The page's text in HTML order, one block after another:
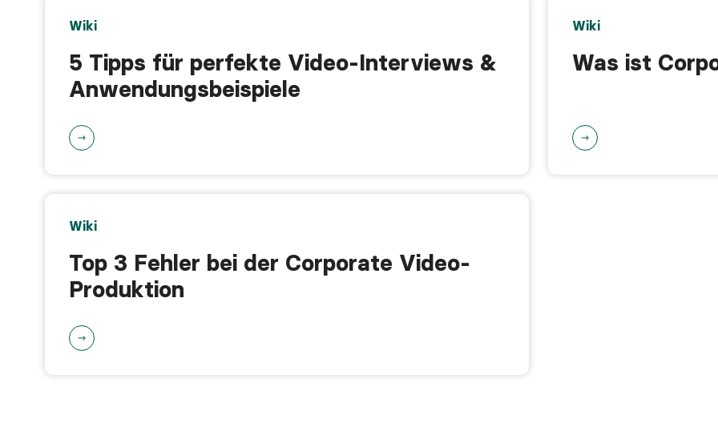
Wiki
5 Tipps für perfekte Video-Interviews &
Anwendungsbeispiele
Wiki
Was ist
Wiki
Top 3 Fehler bei der Corporate Video-
Produktion